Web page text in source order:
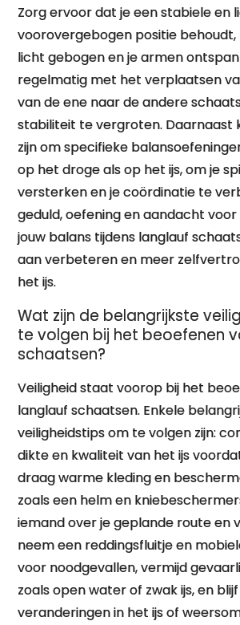
Zorg ervoor dat je een stabiele en
voorovergebogen positie behoudt,
licht gebogen en je armen
regelmatig met het verplaatsen
van de ene naar de andere
stabiliteit te vergroten. Daarnaast
zijn om specifieke
op het droge als op het ijs, om je
versterken en je coördinatie te
geduld, oefening en aandacht
jouw balans tijdens langlauf
aan verbeteren en meer
het ijs.
Wat zijn de belangrijkste
te volgen bij het beoefenen
schaatsen?
Veiligheid staat voorop bij het
langlauf schaatsen. Enkele
veiligheidstips om te volgen zijn:
dikte en kwaliteit van het ijs
draag warme kleding en
zoals een helm en
iemand over je geplande route en
neem een reddingsfluitje en
voor noodgevallen, vermijd
zoals open water of zwak ijs, en
veranderingen in het ijs of